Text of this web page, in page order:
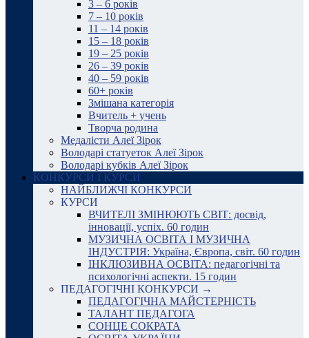
3 – 6 років
7 – 10 років
11 – 14 років
15 – 18 років
19 – 25 років
26 – 39 років
40 – 59 років
60+ років
Змішана категорія
Вчитель + учень
Творча родина
Медалісти Алеї Зірок
Володарі статуеток Алеї Зірок
Володарі кубків Алеї Зірок
КОНКУРСИ І КУРСИ
НАЙБЛИЖЧІ КОНКУРСИ
КУРСИ
ВЧИТЕЛІ ЗМІНЮЮТЬ СВІТ: досвід,
інновації, успіх. 60 годин
МУЗИЧНА ОСВІТА І МУЗИЧНА
ІНДУСТРІЯ: Україна, Європа, світ. 60 годин
ІНКЛЮЗИВНА ОСВІТА: педагогічні та
психологічні аспекти. 15 годин
ПЕДАГОГІЧНІ КОНКУРСИ →
ПЕДАГОГІЧНА МАЙСТЕРНІСТЬ
ТАЛАНТ ПЕДАГОГА
СОНЦЕ СОКРАТА